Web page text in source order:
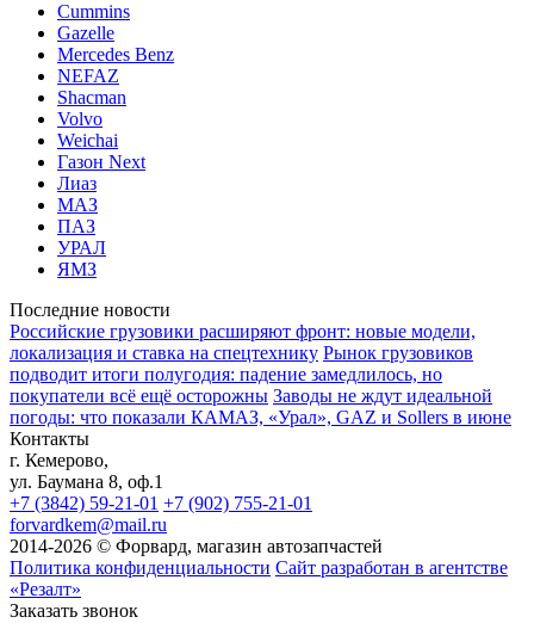
Cummins
Gazelle
Mercedes Benz
NEFAZ
Shacman
Volvo
Weichai
Газон Next
Лиаз
МАЗ
ПАЗ
УРАЛ
ЯМЗ
Последние новости
Российские грузовики расширяют фронт: новые модели,
локализация и ставка на спецтехнику Рынок грузовиков
подводит итоги полугодия: падение замедлилось, но
покупатели всё ещё осторожны Заводы не ждут идеальной
погоды: что показали КАМАЗ, «Урал», GAZ и Sollers в июне
Контакты
г. Кемерово,
ул. Баумана 8, оф.1
+7 (3842) 59-21-01 +7 (902) 755-21-01
forvardkem@mail.ru
2014-2026 © Форвард, магазин автозапчастей
Политика конфиденциальности Сайт разработан в агентстве
«Резалт»
Заказать звонок